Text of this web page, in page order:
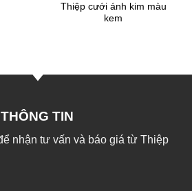
Thiệp cưới ánh kim màu
kem
TIN
nhận tư vấn và báo giá từ Thiệp